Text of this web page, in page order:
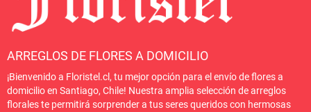
ARREGLOS DE FLORES A DOMICILIO
¡Bienvenido a Floristel.cl, tu mejor opción para el envío de flores a
domicilio en Santiago, Chile! Nuestra amplia selección de arreglos
florales te permitirá sorprender a tus seres queridos con hermosas